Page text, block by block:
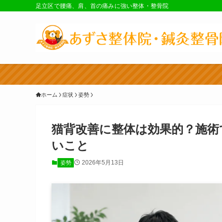
足立区で腰痛、肩、首の痛みに強い整体・整骨院
ホーム 症状 姿勢
猫背改善に整体は効果的？施
いこと
姿勢 2026年5月13日